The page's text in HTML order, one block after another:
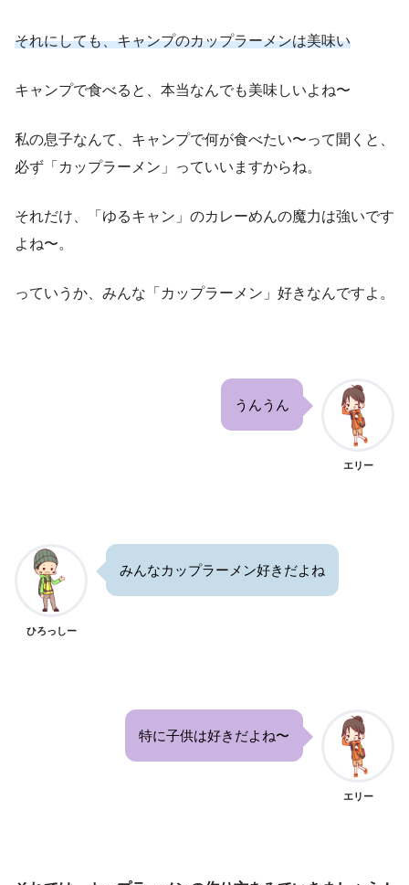
それにしても、キャンプのカップラーメンは美味い
キャンプで食べると、本当なんでも美味しいよね〜
私の息子なんて、キャンプで何が食べたい〜って聞くと、
必ず「カップラーメン」っていいますからね。
それだけ、「ゆるキャン」のカレーめんの魔力は強いです
よね〜。
っていうか、みんな「カップラーメン」好きなんですよ。
うんうん
エリー
ひろっしー
みんなカップラーメン好きだよね
特に子供は好きだよね〜
エリー